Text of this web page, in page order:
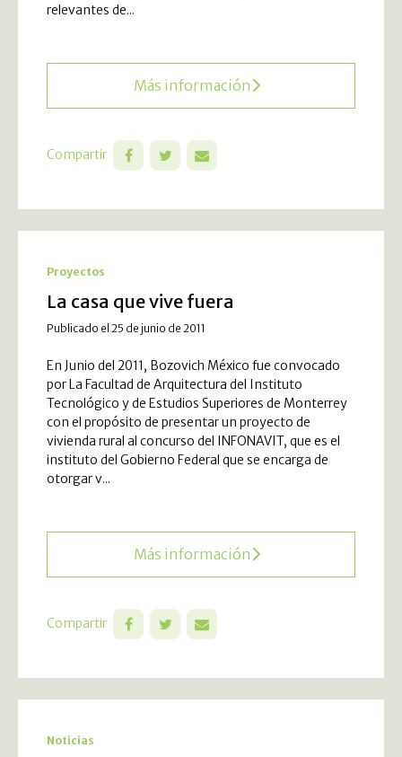
relevantes de...
Más información
Compartir
Proyectos
La casa que vive fuera
Publicado el 25 de junio de 2011
En Junio del 2011, Bozovich México fue convocado
por La Facultad de Arquitectura del Instituto
Tecnológico y de Estudios Superiores de Monterrey
con el propósito de presentar un proyecto de
vivienda rural al concurso del INFONAVIT, que es el
instituto del Gobierno Federal que se encarga de
otorgar v...
Más información
Compartir
Noticias